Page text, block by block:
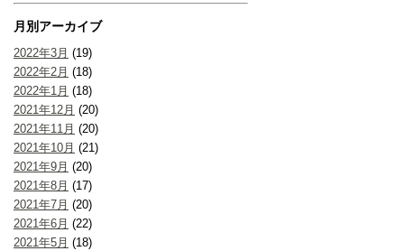
月別アーカイブ
2022年3月 (19)
2022年2月 (18)
2022年1月 (18)
2021年12月 (20)
2021年11月 (20)
2021年10月 (21)
2021年9月 (20)
2021年8月 (17)
2021年7月 (20)
2021年6月 (22)
2021年5月 (18)